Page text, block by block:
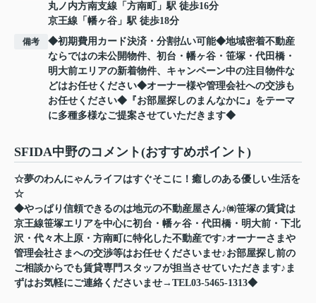
丸ノ内方南支線 「 方南町
」駅 徒歩16分
京王線 「 幡ヶ谷 」駅 徒歩18分
備考
◆初期費用カード決済・分割払い可能◆地域密着不動産
ならではの未公開物件、初台・幡ヶ谷・笹塚・代田橋・
明大前エリアの新着物件、キャンペーン中の注目物件な
どはお任せください◆オーナー様や管理会社への交渉も
お任せください◆『お部屋探しのまんなかに』をテーマ
に多種多様なご提案させていただきます◆
SFIDA中野のコメント(おすすめポイント)
☆夢のわんにゃんライフはすぐそこに！癒しのある優しい生活を
☆
◆やっぱり信頼できるのは地元の不動産屋さん♪㈱笹塚の賃貸は
京王線笹塚エリアを中心に初台・幡ヶ谷・代田橋・明大前・下北
沢・代々木上原・方南町に特化した不動産です♪オーナーさまや
管理会社さまへの交渉等はお任せくださいませ♪お部屋探し前の
ご相談からでも賃貸専門スタッフが担当させていただきます♪ま
ずはお気軽にご連絡くださいませ→TEL03-5465-1313◆